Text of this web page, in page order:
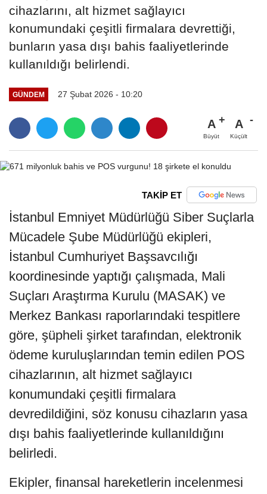
cihazlarını, alt hizmet sağlayıcı
konumundaki çeşitli firmalara devrettiği,
bunların yasa dışı bahis faaliyetlerinde
kullanıldığı belirlendi.
GÜNDEM 27 Şubat 2026 - 10:20
A
Büyüt
A
Küçült
TAKİP ET
İstanbul Emniyet Müdürlüğü Siber Suçlarla
Mücadele Şube Müdürlüğü ekipleri,
İstanbul Cumhuriyet Başsavcılığı
koordinesinde yaptığı çalışmada, Mali
Suçları Araştırma Kurulu (MASAK) ve
Merkez Bankası raporlarındaki tespitlere
göre, şüpheli şirket tarafından, elektronik
ödeme kuruluşlarından temin edilen POS
cihazlarının, alt hizmet sağlayıcı
konumundaki çeşitli firmalara
devredildiğini, söz konusu cihazların yasa
dışı bahis faaliyetlerinde kullanıldığını
belirledi.
Ekipler, finansal hareketlerin incelenmesi